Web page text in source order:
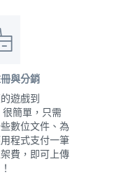
與分銷
遊戲到
簡單，只需
數位文件、為
程式支付一筆
費，即可上傳